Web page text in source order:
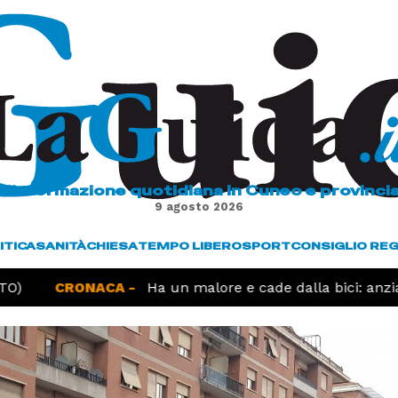
L'informazione quotidiana in Cuneo e
9 agosto 2026
SANITÀCHIESATEMPO LIBEROSPORTCONSIGLIO
CRONACA - Ha un malore e cade dalla bici: